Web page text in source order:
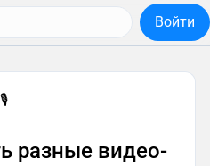
Войти
разные видео-